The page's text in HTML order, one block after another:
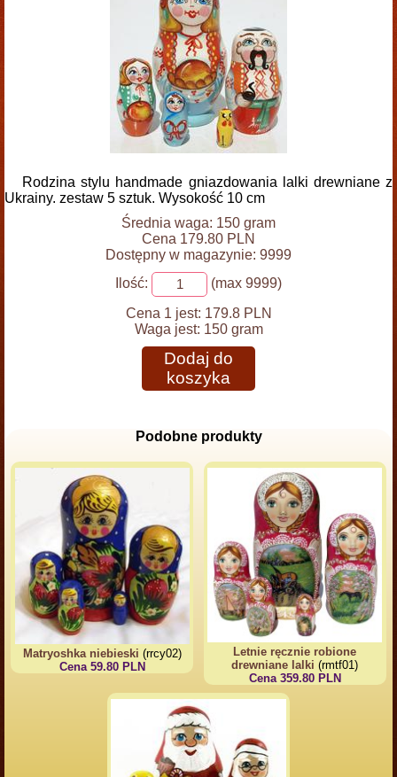
Rodzina stylu handmade gniazdowania lalki drewniane z
Ukrainy. zestaw 5 sztuk. Wysokość 10 cm
Średnia waga: 150 gram
Cena 179.80 PLN
Dostępny w magazynie: 9999
Ilość:
(max 9999)
Cena 1 jest: 179.8 PLN
Waga jest: 150 gram
Dodaj do
koszyka
Podobne produkty
Matryoshka niebieski (rrcy02)
Cena 59.80 PLN
Letnie ręcznie robione
drewniane lalki(rmtf01)
Cena 359.80 PLN